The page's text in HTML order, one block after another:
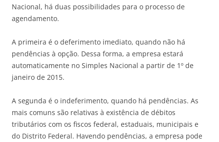
Nacional, há duas possibilidades para o processo de
agendamento.
A primeira é o deferimento imediato, quando não há
pendências à opção. Dessa forma, a empresa estará
automaticamente no Simples Nacional a partir de 1º de
janeiro de 2015.
A segunda é o indeferimento, quando há pendências. As
mais comuns são relativas à existência de débitos
tributários com os fiscos federal, estaduais, municipais e
do Distrito Federal. Havendo pendências, a empresa pode